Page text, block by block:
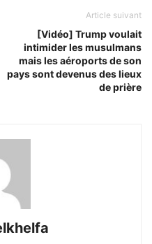
Article suivant
[Vidéo] Trump voulait
intimider les musulmans
mais les aéroports de son
pays sont devenus des lieux
de prière